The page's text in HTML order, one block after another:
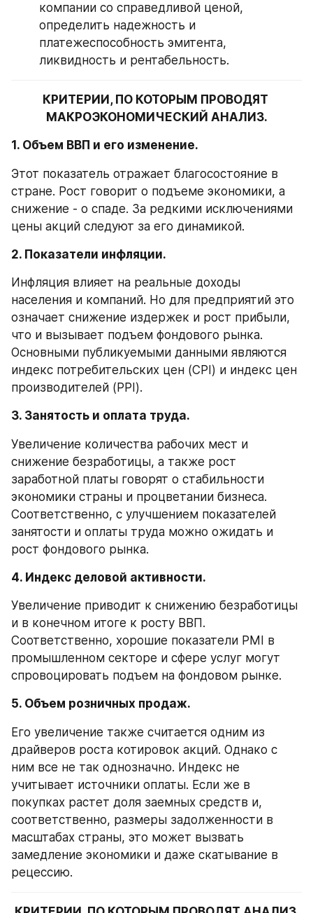
компании со справедливой ценой,
определить надежность и
платежеспособность эмитента,
ликвидность и рентабельность.
КРИТЕРИИ, ПО КОТОРЫМ ПРОВОДЯТ
МАКРОЭКОНОМИЧЕСКИЙ АНАЛИЗ.
1. Объем ВВП и его изменение.
Этот показатель отражает благосостояние в
стране. Рост говорит о подъеме экономики, а
снижение - о спаде. За редкими исключениями
цены акций следуют за его динамикой.
2. Показатели инфляции.
Инфляция влияет на реальные доходы
населения и компаний. Но для предприятий это
означает снижение издержек и рост прибыли,
что и вызывает подъем фондового рынка.
Основными публикуемыми данными являются
индекс потребительских цен (CPI) и индекс цен
производителей (PPI).
3. Занятость и оплата труда.
Увеличение количества рабочих мест и
снижение безработицы, а также рост
заработной платы говорят о стабильности
экономики страны и процветании бизнеса.
Соответственно, с улучшением показателей
занятости и оплаты труда можно ожидать и
рост фондового рынка.
4. Индекс деловой активности.
Увеличение приводит к снижению безработицы
и в конечном итоге к росту ВВП.
Соответственно, хорошие показатели PMI в
промышленном секторе и сфере услуг могут
спровоцировать подъем на фондовом рынке.
5. Объем розничных продаж.
Его увеличение также считается одним из
драйверов роста котировок акций. Однако с
ним все не так однозначно. Индекс не
учитывает источники оплаты. Если же в
покупках растет доля заемных средств и,
соответственно, размеры задолженности в
масштабах страны, это может вызвать
замедление экономики и даже скатывание в
рецессию.